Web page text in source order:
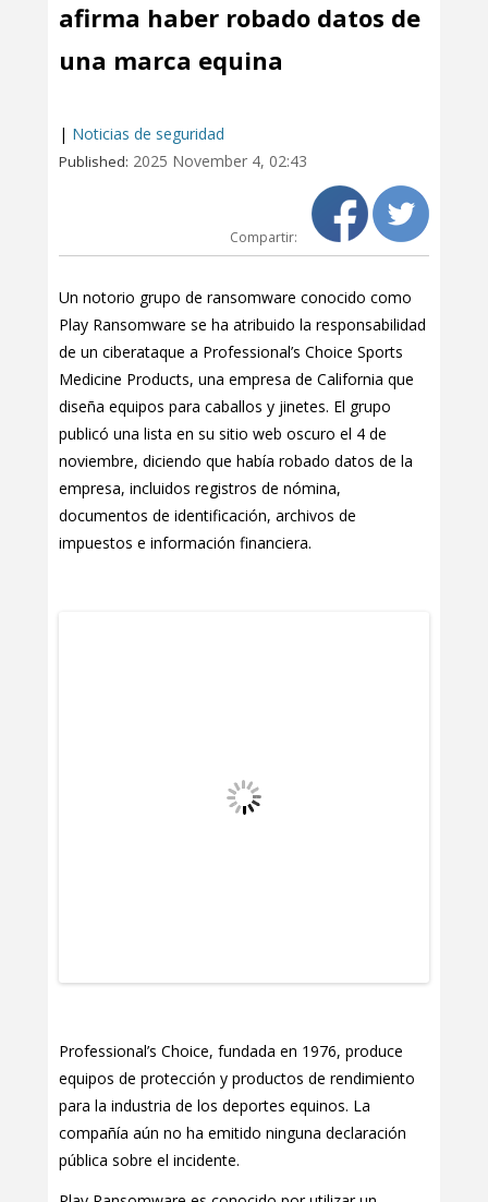
afirma haber robado datos de
una marca equina
| Noticias de seguridad
Published: 2025 November 4, 02:43
Compartir:
Un notorio grupo de ransomware conocido como
Play Ransomware se ha atribuido la responsabilidad
de un ciberataque a Professional’s Choice Sports
Medicine Products, una empresa de California que
diseña equipos para caballos y jinetes. El grupo
publicó una lista en su sitio web oscuro el 4 de
noviembre, diciendo que había robado datos de la
empresa, incluidos registros de nómina,
documentos de identificación, archivos de
impuestos e información financiera.
Professional’s Choice, fundada en 1976, produce
equipos de protección y productos de rendimiento
para la industria de los deportes equinos. La
compañía aún no ha emitido ninguna declaración
pública sobre el incidente.